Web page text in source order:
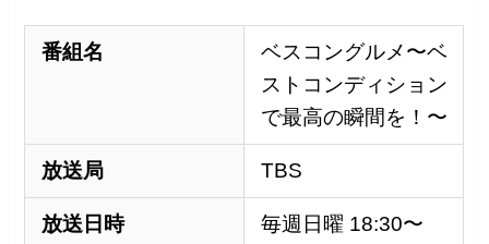
番組名
ベスコングルメ〜ベ
ストコンディション
で最高の瞬間を！〜
放送局 TBS
放送日時
毎週日曜 18:30〜